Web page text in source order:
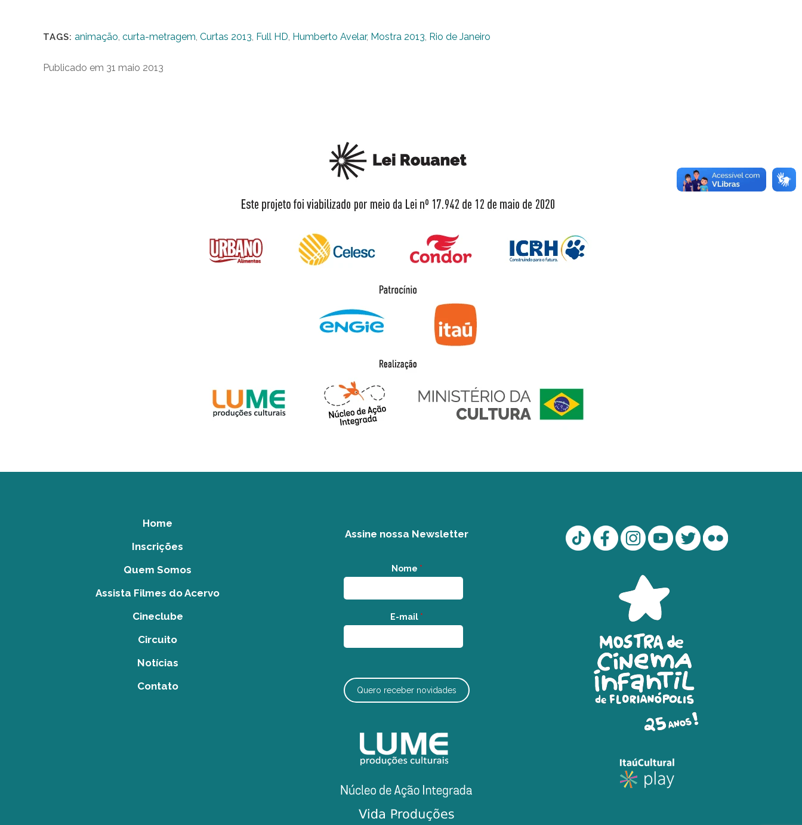
TAGS: animação, curta-metragem, Curtas 2013, Full HD, Humberto Avelar, Mostra 2013, Rio de Janeiro
Publicado em 31 maio 2013
Home
Inscrições
Quem Somos
Assista Filmes do Acervo
Cineclube
Circuito
Notícias
Contato
Assine nossa Newsletter
Nome *
E-mail *
Quero receber novidades